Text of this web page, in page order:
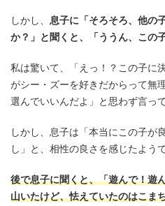
しかし、 息子に「そろそろ、他の
か？」と聞くと、「ううん、この
私は驚いて、「えっ！？この子に
がシー・ズーを好きだからって無
選んでいいんだよ」と思わず言っ
しかし、息子は「本当にこの子が
し」と、相性の良さを感じたようで
後で息子に聞くと、「遊んで！遊
山いたけど、怯えていたのはこま